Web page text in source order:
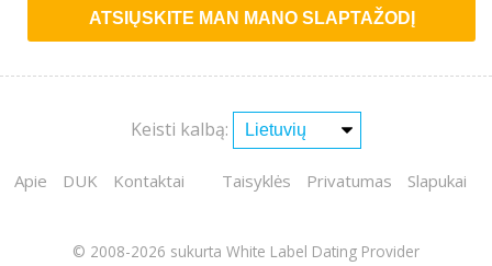
Keisti kalbą:
Apie DUK Kontaktai Taisyklės Privatumas Slapukai
© 2008-2026 sukurta White Label Dating Provider